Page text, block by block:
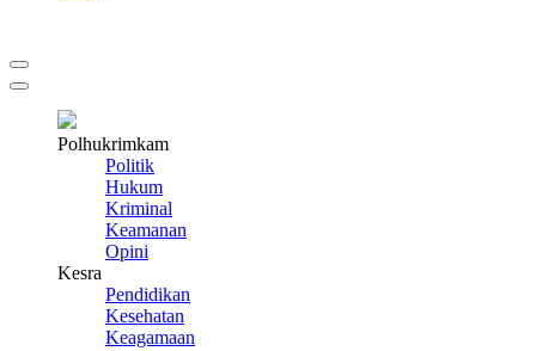
Polhukrimkam
Politik
Hukum
Kriminal
Keamanan
Opini
Kesra
Pendidikan
Kesehatan
Keagamaan